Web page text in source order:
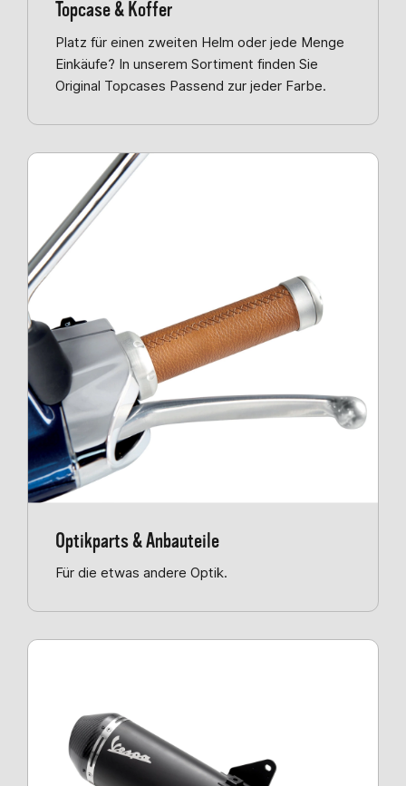
Topcase & Koffer
Platz für einen zweiten Helm oder jede Menge
Einkäufe? In unserem Sortiment finden Sie
Original Topcases Passend zur jeder Farbe.
Optikparts & Anbauteile
Für die etwas andere Optik.